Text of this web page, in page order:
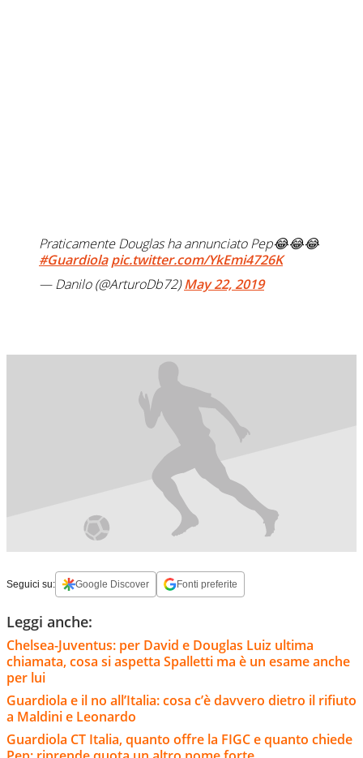
Praticamente Douglas ha annunciato Pep😂😂😂
#Guardiola pic.twitter.com/YkEmi4726K
— Danilo (@ArturoDb72)May 22, 2019
Seguici su: Google Discover Fonti preferite
Leggi anche:
Chelsea-Juventus: per David e Douglas Luiz ultima
chiamata, cosa si aspetta Spalletti ma è un esame anche
per lui
Guardiola e il no all’Italia: cosa c’è davvero dietro il rifiuto
a Maldini e Leonardo
Guardiola CT Italia, quanto offre la FIGC e quanto chiede